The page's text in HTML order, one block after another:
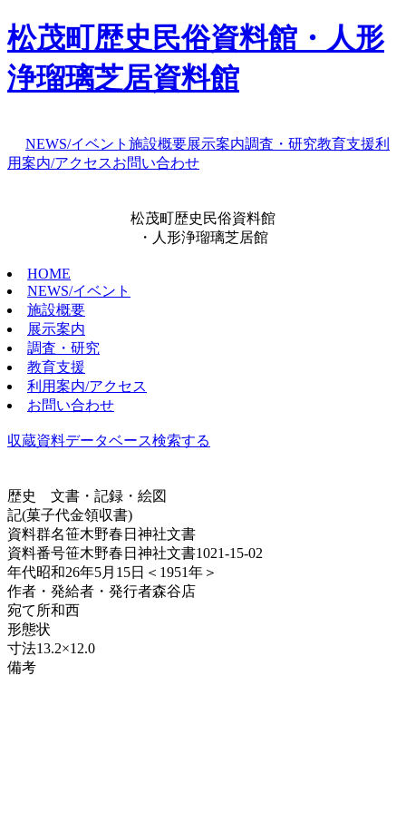
松茂町歴史民俗資料館・人形
浄瑠璃芝居資料館
NEWS/イベント 施設概要展示案内調査・研究教育支援利
用案内/アクセスお問い合わせ
松茂町歴史民俗資料館
・人形浄瑠璃芝居館
HOME
NEWS/イベント
施設概要
展示案内
調査・研究
教育支援
利用案内/アクセス
お問い合わせ
収蔵資料データベース検索する
歴史
文書・記録・絵図
記(菓子代金領収書)
資料群名笹木野春日神社文書
資料番号笹木野春日神社文書1021-15-02
年代昭和26年5月15日＜1951年＞
作者・発給者・発行者森谷店
宛て所和西
形態状
寸法13.2×12.0
備考